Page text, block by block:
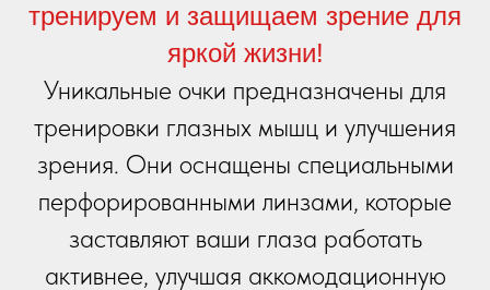
тренируем и защищаем зрение для
яркой жизни!
Уникальные очки предназначены для
тренировки глазных мышц и улучшения
зрения. Они оснащены специальными
перфорированными линзами, которые
заставляют ваши глаза работать
активнее, улучшая аккомодационную